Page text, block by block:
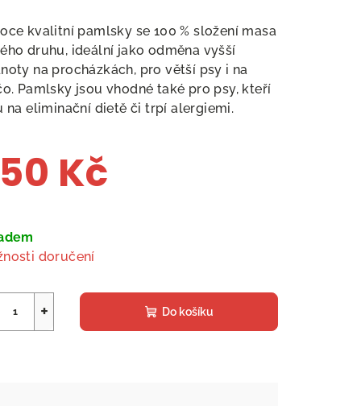
kvalitní pamlsky se 100 % složení masa
druhu, ideální jako odměna vyšší
na procházkách, pro větší psy i na
Pamlsky jsou vhodné také pro psy, kteří
na eliminační dietě či trpí alergiemi.
Kč
doručení
+ Do košíku